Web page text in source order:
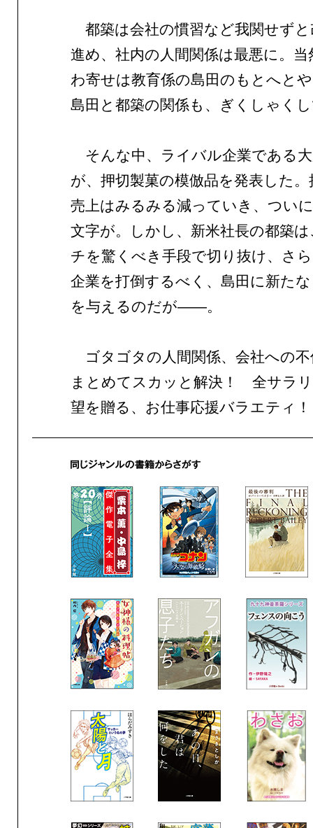
都築は会社の慣習など我関せず
進め、社内の人間関係は最悪に。
わ寄せは教育係の島田のもとへと
島田と都築の関係も、ぎくしゃく
そんな中、ライバル企業である
が、押切製菓の模倣品を発表した
売上はみるみる減っていき、つい
文字が。しかし、新米社長の都築
チを驚くべき手段で切り抜け、さ
企業を打倒するべく、島田に新た
を与えるのだが——。
ゴタゴタの人間関係、会社への不
まとめてスカッと解決！ 全サラ
望を贈る、お仕事応援バラエティ！